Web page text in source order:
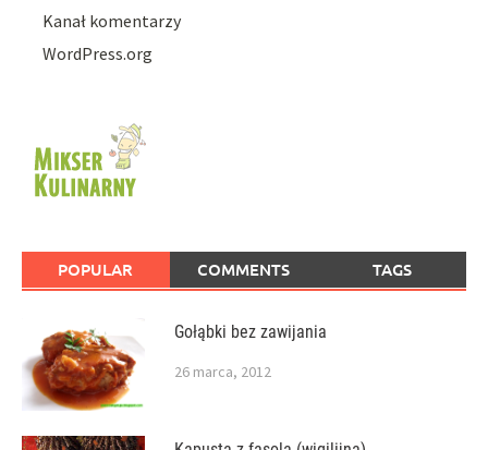
Kanał komentarzy
WordPress.org
POPULAR COMMENTS TAGS
Gołąbki bez zawijania
26 marca, 2012